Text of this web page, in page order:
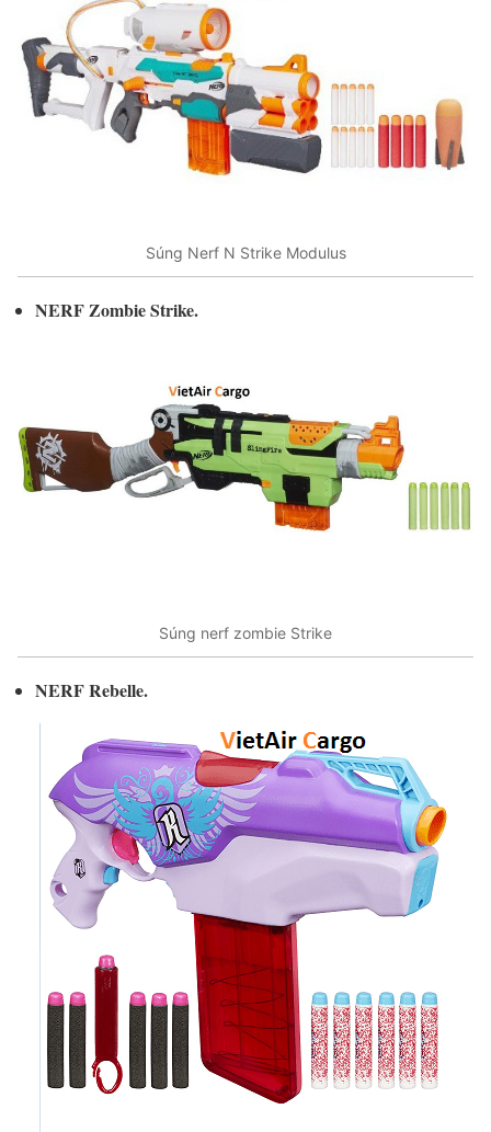
Súng Nerf N Strike Modulus
NERF Zombie Strike.
Súng nerf zombie Strike
NERF Rebelle.